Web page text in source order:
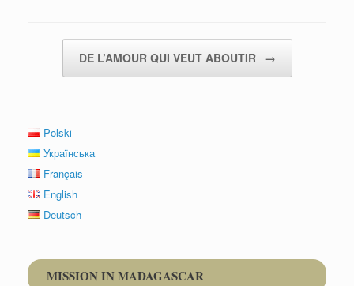
DE L’AMOUR QUI VEUT ABOUTIR →
Polski
Українська
Français
English
Deutsch
MISSION IN MADAGASCAR